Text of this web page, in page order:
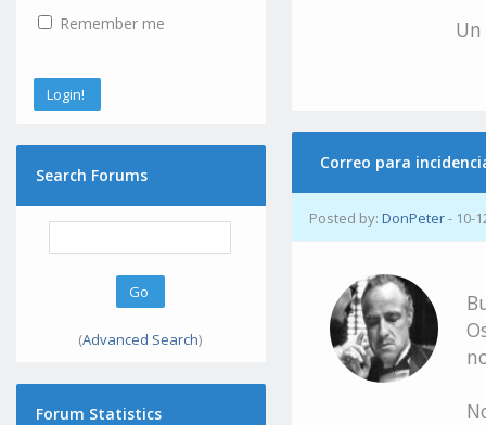
Remember me
Search Forums
(Advanced Search)
Forum Statistics
Correo para
Posted by: DonPeter- 10-